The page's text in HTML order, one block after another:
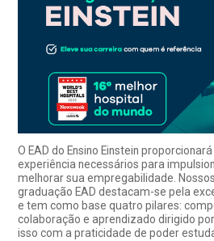
O EAD do Ensino Einstein
experiência necessários para
melhorar sua empregabilidade.
graduação EAD destacam-se pela
e tem como base quatro pilares:
colaboração e aprendizado dirigido
isso com a praticidade de poder